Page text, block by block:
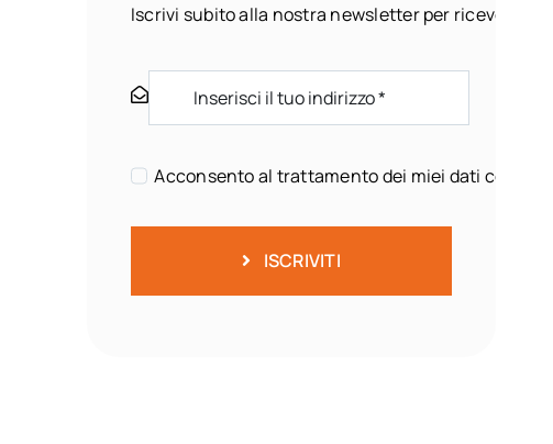
Iscrivi subito alla nostra newsletter per ricevere
Acconsento al trattamento dei miei dati come
ISCRIVITI